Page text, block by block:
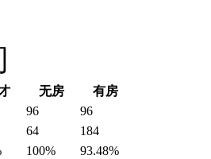
无房
有房
96
96
64
184
100% 93.48%